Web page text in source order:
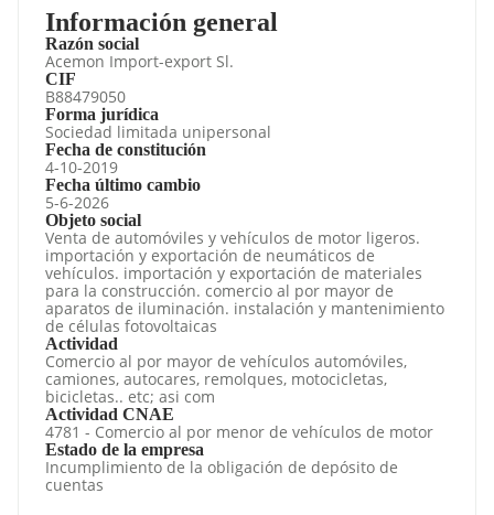
Información general
Razón social
Acemon Import-export Sl.
CIF
B88479050
Forma jurídica
Sociedad limitada unipersonal
Fecha de constitución
4-10-2019
Fecha último cambio
5-6-2026
Objeto social
Venta de automóviles y vehículos de motor ligeros.
importación y exportación de neumáticos de
vehículos. importación y exportación de materiales
para la construcción. comercio al por mayor de
aparatos de iluminación. instalación y mantenimiento
de células fotovoltaicas
Actividad
Comercio al por mayor de vehículos automóviles,
camiones, autocares, remolques, motocicletas,
bicicletas.. etc; asi com
Actividad CNAE
4781 - Comercio al por menor de vehículos de motor
Estado de la empresa
Incumplimiento de la obligación de depósito de
cuentas
empresas.
Artículos de prensa publicados sobre la
empresa.
Información oficial y registral complementaria.